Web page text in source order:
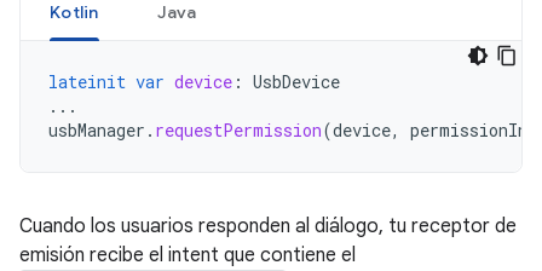
Kotlin Java
lateinit var device : UsbDevice
...
usbManager . requestPermission(device,
Cuando los usuarios responden al diálogo, tu receptor de
emisión recibe el intent que contiene el